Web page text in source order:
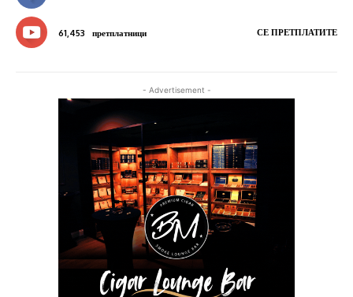
61,453 претплатници СЕ ПРЕТПЛАТИТЕ
- Advertisement -